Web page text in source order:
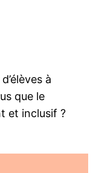
à
que le
et inclusif ?